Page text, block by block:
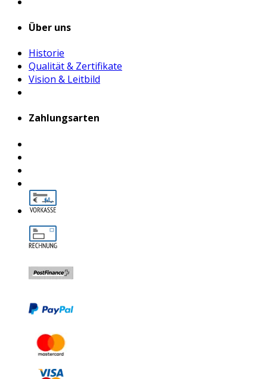
Über uns
Historie
Qualität & Zertifikate
Vision & Leitbild
Zahlungsarten